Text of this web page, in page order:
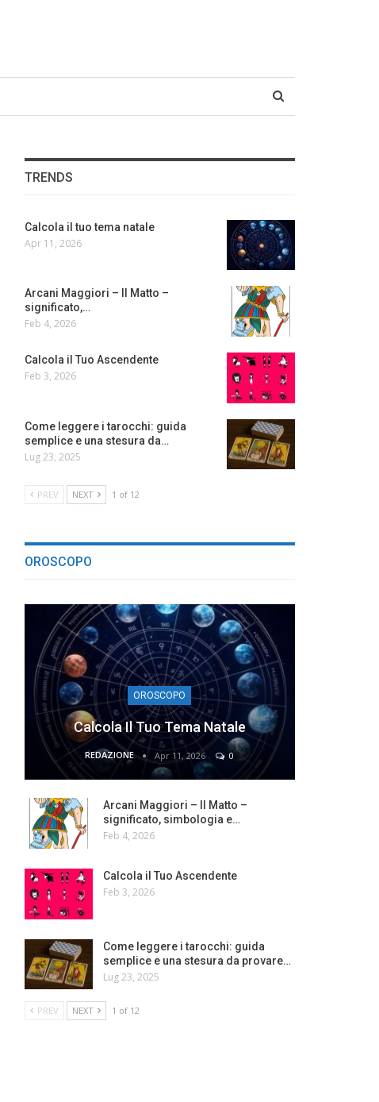
TRENDS
Calcola il tuo tema natale
Apr 11, 2026
Arcani Maggiori – Il Matto –
significato,…
Feb 4, 2026
Calcola il Tuo Ascendente
Feb 3, 2026
Come leggere i tarocchi: guida
semplice e una stesura da…
Lug 23, 2025
PREV NEXT 1 of 12
OROSCOPO
OROSCOPO
Calcola Il Tuo Tema Natale
REDAZIONE Apr 11, 2026 0
Arcani Maggiori – Il Matto –
significato, simbologia e…
Feb 4, 2026
Calcola il Tuo Ascendente
Feb 3, 2026
Come leggere i tarocchi: guida
semplice e una stesura da provare…
Lug 23, 2025
PREV NEXT 1 of 12